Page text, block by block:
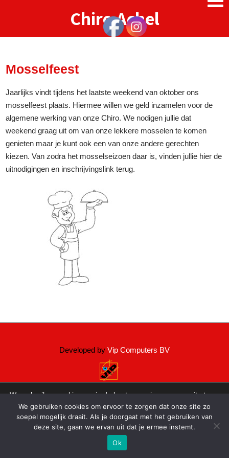
ChiroAchel
Mosselfeest
Jaarlijks vindt tijdens het laatste weekend van oktober ons
mosselfeest plaats. Hiermee willen we geld inzamelen voor de
algemene werking van onze Chiro. We nodigen jullie dat
weekend graag uit om van onze lekkere mosselen te komen
genieten maar je kunt ook een van onze andere gerechten
kiezen. Van zodra het mosselseizoen daar is, vinden jullie hier de
uitnodigingen en inschrijvingslink terug.
Developed by Vip Computers BV
We gebruiken cookies om je de beste ervaring op onze site te
bieden.
Je kunt meer informatie vinden over welke cookies we gebruiken
of deze uitschakelen in de
instellingen
Instellingen
We gebruiken cookies om ervoor te zorgen dat onze site zo
soepel mogelijk draait. Als je doorgaat met het gebruiken van
deze site, gaan we ervan uit dat je ermee instemt.
Ok